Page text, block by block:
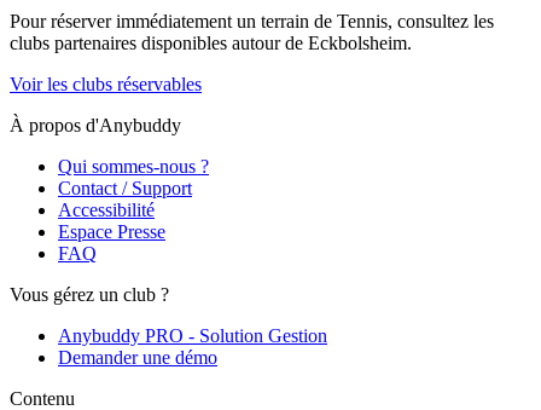
Pour réserver immédiatement un terrain de Tennis, consultez les
clubs partenaires disponibles autour de Eckbolsheim.
Voir les clubs réservables
À propos d'Anybuddy
Qui sommes-nous ?
Contact / Support
Accessibilité
Espace Presse
FAQ
Vous gérez un club ?
Anybuddy PRO - Solution Gestion
Demander une démo
Contenu